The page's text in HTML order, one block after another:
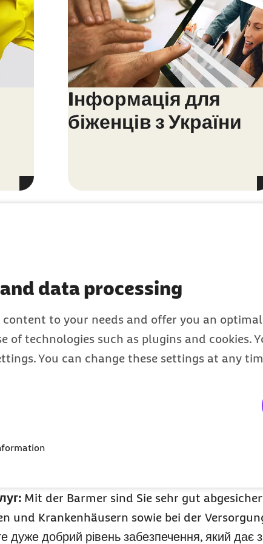
data processing
content to your needs and offer you an
of technologies such as plugins and
You can change these settings at any
Iнформація для
біженців з України
zur
- Основне щодо
в Німеччині:
каси:
Wer in Deutschland arbeitet
Krankenversicherung. Sie können sich Ihre
у Німеччині або отримують державну
Mit der Barmer sind Sie sehr gut
und Krankenhäusern sowie bei der
дуже добрий рівень забезпечення, який дає